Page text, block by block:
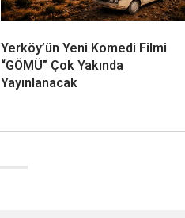
Yerköy’ün Yeni Komedi Filmi
“GÖMÜ” Çok Yakında
Yayınlanacak